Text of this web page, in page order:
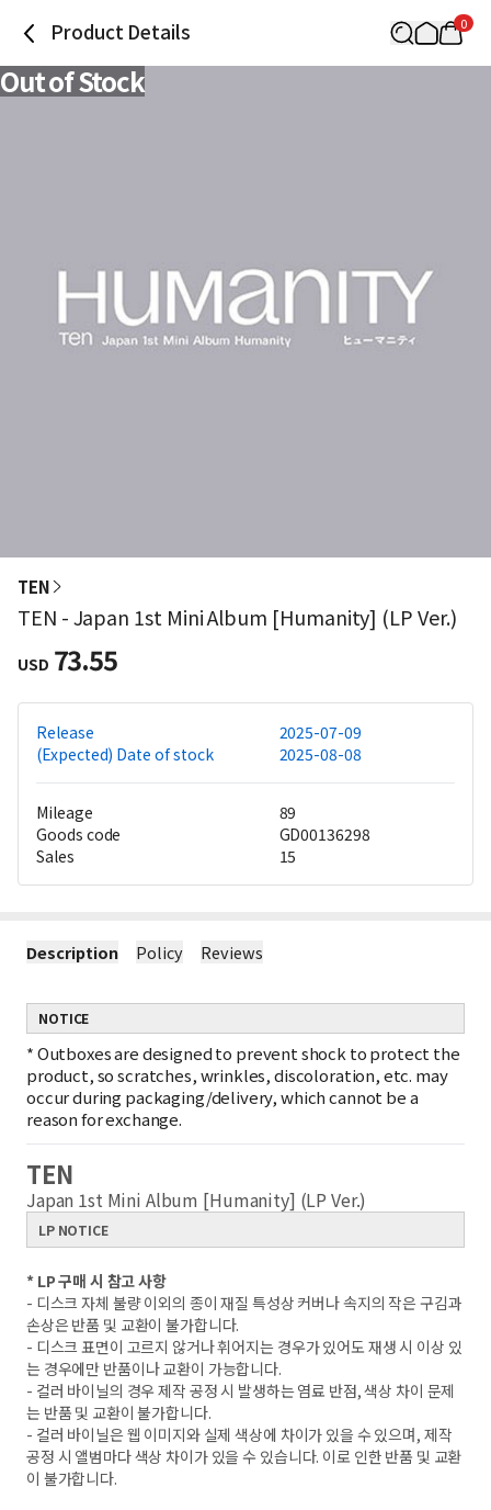
Product Details 0
Out of Stock
TEN
TEN - Japan 1st Mini Album [Humanity] (LP Ver.)
USD 73.55
Release
2025-07-09
(Expected) Date of stock
2025-08-08
Mileage
89
Goods code
GD00136298
Sales
15
Description Policy Reviews
NOTICE
*Outboxes are designed to prevent shock to protect the
product, so scratches, wrinkles, discoloration, etc. may
occur during packaging/delivery, which cannot be a
reason for exchange.
TEN
Japan 1st Mini Album [Humanity] (LP Ver.)
LP NOTICE
* LP 구매 시 참고 사항
- 디스크 자체 불량 이외의 종이 재질 특성상 커버나 속지의 작은 구김과
손상은 반품 및 교환이 불가합니다.
- 디스크 표면이 고르지 않거나 휘어지는 경우가 있어도 재생 시 이상 있
는 경우에만 반품이나 교환이 가능합니다.
- 컬러 바이닐의 경우 제작 공정 시 발생하는 염료 반점, 색상 차이 문제
는 반품 및 교환이 불가합니다.
- 컬러 바이닐은 웹 이미지와 실제 색상에 차이가 있을 수 있으며, 제작
공정 시 앨범마다 색상 차이가 있을 수 있습니다. 이로 인한 반품 및 교환
이 불가합니다.